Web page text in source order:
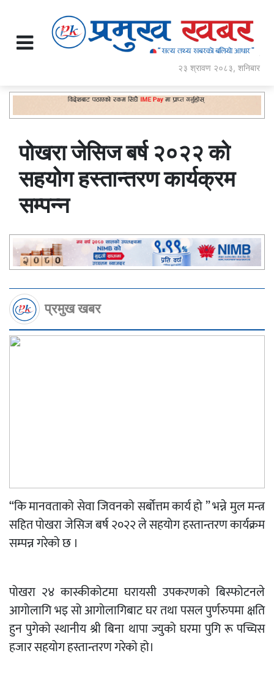
२३ श्रावण २०८३, शनिबार
पोखरा जेसिज बर्ष २०२२ को
सहयोग हस्तान्तरण कार्यक्रम
सम्पन्न
प्रमुख खबर
“कि मानवताको सेवा जिवनको सर्बोत्तम कार्य हो ” भन्ने मुल मन्त्र
सहित पोखरा जेसिज बर्ष २०२२ ले सहयोग हस्तान्तरण कार्यक्रम
सम्पन्न गरेको छ ।
पोखरा २४ कास्कीकोटमा घरायसी उपकरणको बिस्फोटनले
आगोलागि भइ सो आगोलागिबाट घर तथा पसल पुर्णरुपमा क्षति
हुन पुगेको स्थानीय श्री बिना थापा ज्युको घरमा पुगि रू पच्चिस
हजार सहयोग हस्तान्तरण गरेको हो।